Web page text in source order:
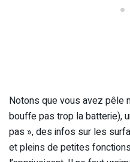
Notons que vous avez pêle
bouffe pas trop la batterie),
pas », des infos sur les
et pleins de petites